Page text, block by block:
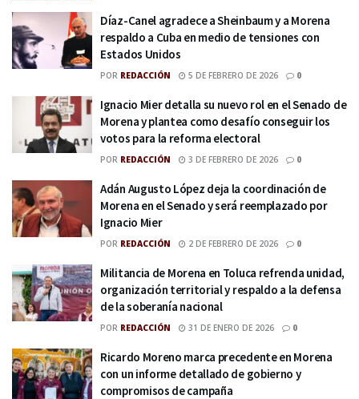
Díaz-Canel agradece a Sheinbaum y a Morena
respaldo a Cuba en medio de tensiones con
Estados Unidos
POR REDACCIÓN 5 DE FEBRERO DE 2026 0
Ignacio Mier detalla su nuevo rol en el Senado de
Morena y plantea como desafío conseguir los
votos para la reforma electoral
POR REDACCIÓN 3 DE FEBRERO DE 2026 0
Adán Augusto López deja la coordinación de
Morena en el Senado y será reemplazado por
Ignacio Mier
POR REDACCIÓN 2 DE FEBRERO DE 2026 0
Militancia de Morena en Toluca refrenda unidad,
organización territorial y respaldo a la defensa
de la soberanía nacional
POR REDACCIÓN 31 DE ENERO DE 2026 0
Ricardo Moreno marca precedente en Morena
con un informe detallado de gobierno y
compromisos de campaña